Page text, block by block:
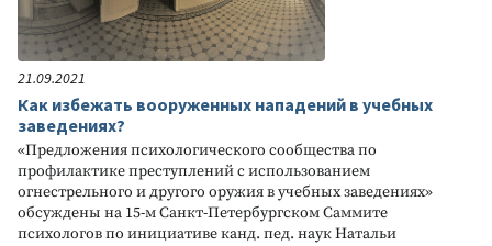
21.09.2021
Как избежать вооруженных нападений в учебных
заведениях?
«Предложения психологического сообщества по
профилактике преступлений с использованием
огнестрельного и другого оружия в учебных заведениях»
обсуждены на 15-м Санкт-Петербургском Саммите
психологов по инициативе канд. пед. наук Натальи